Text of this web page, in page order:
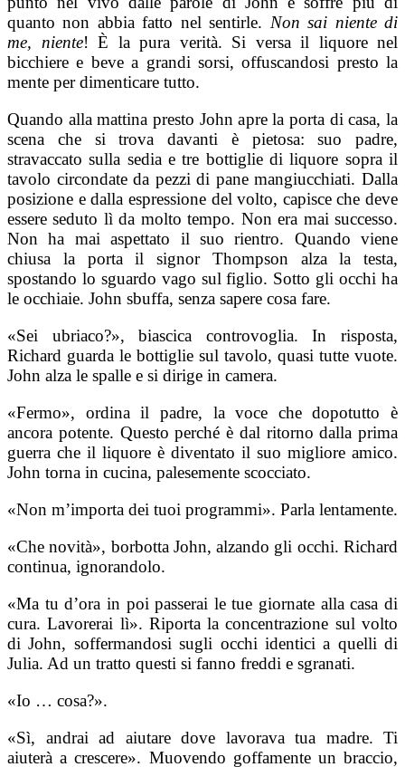
quanto non abbia fatto nel sentirle. Non sai niente di
me, niente! È la pura verità. Si versa il liquore nel
bicchiere e beve a grandi sorsi, offuscandosi presto la
mente per dimenticare tutto.
Quando alla mattina presto John apre la porta di casa, la
scena che si trova davanti è pietosa: suo padre,
stravaccato sulla sedia e tre bottiglie di liquore sopra il
tavolo circondate da pezzi di pane mangiucchiati. Dalla
posizione e dalla espressione del volto, capisce che deve
essere seduto lì da molto tempo. Non era mai successo.
Non ha mai aspettato il suo rientro. Quando viene
chiusa la porta il signor Thompson alza la testa,
spostando lo sguardo vago sul figlio. Sotto gli occhi ha
le occhiaie. John sbuffa, senza sapere cosa fare.
«Sei ubriaco?», biascica controvoglia. In risposta,
Richard guarda le bottiglie sul tavolo, quasi tutte vuote.
John alza le spalle e si dirige in camera.
«Fermo», ordina il padre, la voce che dopotutto è
ancora potente. Questo perché è dal ritorno dalla prima
guerra che il liquore è diventato il suo migliore amico.
John torna in cucina, palesemente scocciato.
«Non m’importa dei tuoi programmi». Parla lentamente.
«Che novità», borbotta John, alzando gli occhi. Richard
continua, ignorandolo.
«Ma tu d’ora in poi passerai le tue giornate alla casa di
cura. Lavorerai lì». Riporta la concentrazione sul volto
di John, soffermandosi sugli occhi identici a quelli di
Julia. Ad un tratto questi si fanno freddi e sgranati.
«Io … cosa?».
«Sì, andrai ad aiutare dove lavorava tua madre. Ti
aiuterà a crescere». Muovendo goffamente un braccio,